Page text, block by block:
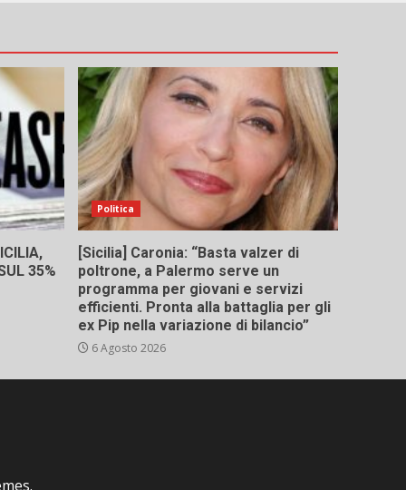
35%
Politica
[Sicilia] Caronia: “Basta valzer di
poltrone, a Palermo serve un
programma per giovani e servizi
efficienti. Pronta alla battaglia per gli
ex Pip nella variazione di bilancio”
6 Agosto 2026